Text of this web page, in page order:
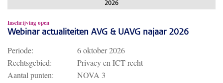
2026
Inschrijving open
Webinar actualiteiten AVG & UAVG najaar 2026
Periode:
6 oktober 2026
Rechtsgebied:
Privacy en ICT recht
Aantal punten:
NOVA 3